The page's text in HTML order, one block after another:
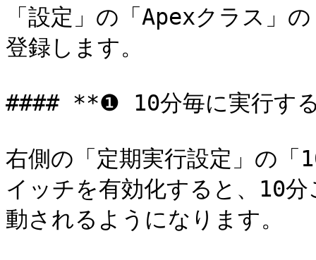
「設定」の「Apexクラス」
登録します。
#### **❶ 10分毎に実行す
右側の「定期実行設定」の「
イッチを有効化すると、10
動されるようになります。